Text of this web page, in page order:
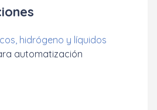
hidrógeno y líquidos
automatización